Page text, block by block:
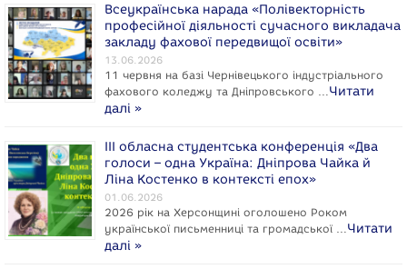
Всеукраїнська нарада «Полівекторність
професійної діяльності сучасного викладача
закладу фахової передвищої освіти»
13.06.2026
11 червня на базі Чернівецького індустріального
фахового коледжу та Дніпровського … Читати
далі »
ІІІ обласна студентська конференція «Два
голоси – одна Україна: Дніпрова Чайка й
Ліна Костенко в контексті епох»
01.06.2026
2026 рік на Херсонщині оголошено Роком
укpaїнcької письменниці та громадської … Читати
далі »